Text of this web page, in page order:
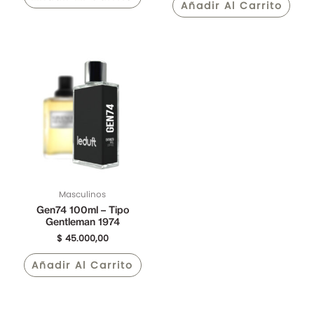
Añadir Al Carrito
Masculinos
Gen74 100ml – Tipo
Gentleman 1974
$ 45.000,00
Añadir Al Carrito